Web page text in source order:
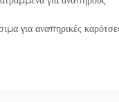
για αναπηρικές